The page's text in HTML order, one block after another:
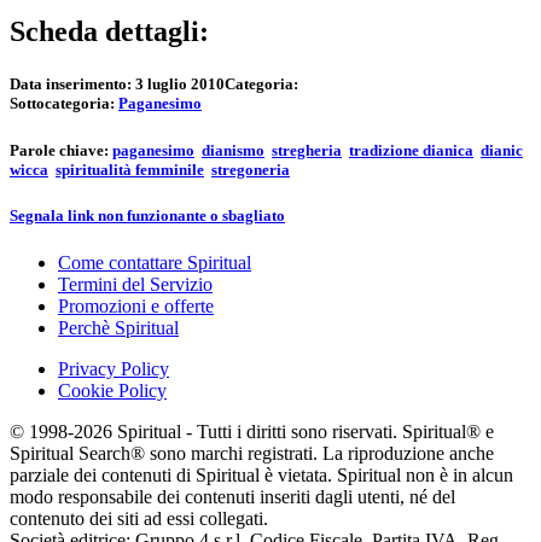
Scheda dettagli:
Data inserimento: 3 luglio 2010Categoria:
Sottocategoria: Paganesimo
Parole chiave: paganesimo dianismo stregheria tradizione dianica dianic
wicca spiritualità femminile stregoneria
Segnala link non funzionante o sbagliato
Come contattare Spiritual
Termini del Servizio
Promozioni e offerte
Perchè Spiritual
Privacy Policy
Cookie Policy
© 1998-2026 Spiritual - Tutti i diritti sono riservati. Spiritual® e
Spiritual Search® sono marchi registrati. La riproduzione anche
parziale dei contenuti di Spiritual è vietata. Spiritual non è in alcun
modo responsabile dei contenuti inseriti dagli utenti, né del
contenuto dei siti ad essi collegati.